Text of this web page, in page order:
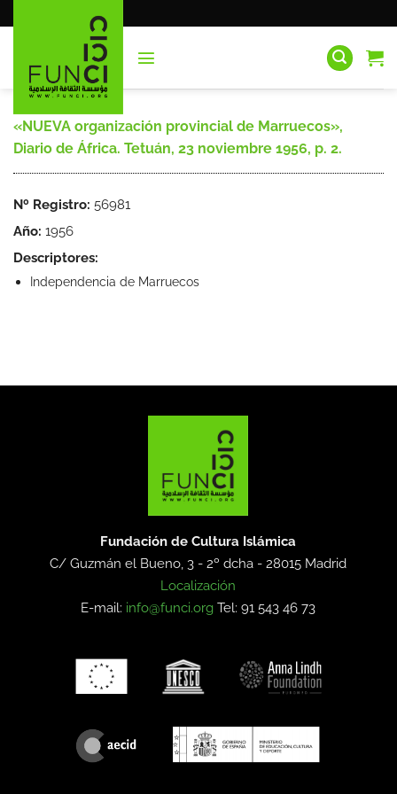
al
«NUEVA organización provincial de Marruecos»,
Diario de África. Tetuán, 23 noviembre 1956, p. 2.
Nº Registro: 56981
Año: 1956
Descriptores:
Independencia de Marruecos
Fundación de Cultura Islámica
C/ Guzmán el Bueno, 3 - 2º dcha -28015 Madrid
Localización
E-mail: info@funci.org Tel: 91 543 46 73